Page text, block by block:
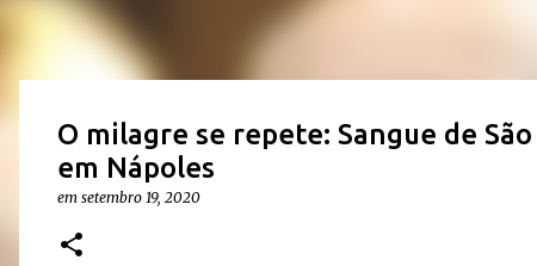
O milagre se repete: Sangue de
em Nápoles
em setembro 19, 2020